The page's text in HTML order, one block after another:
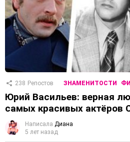
238 Репостов ЗНАМЕНИТОСТИ
Юрий Васильев: верная
самых красивых актёров
Написала Диана
5 лет назад